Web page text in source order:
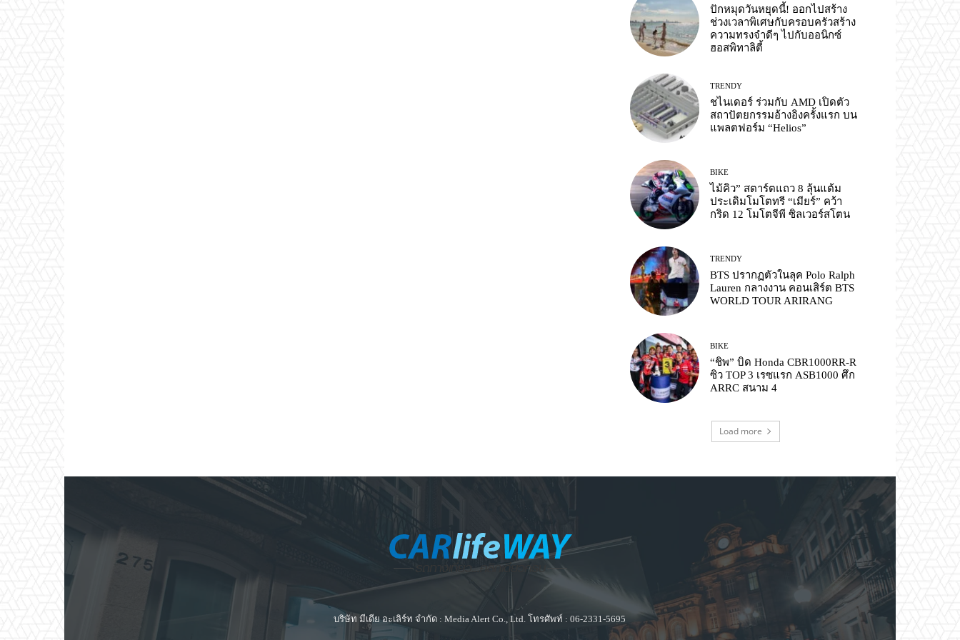
ปักหมุดวันหยุดนี้! ออกไปสร้าง
ช่วงเวลาพิเศษกับครอบครัวสร้าง
ความทรงจำดีๆ ไปกับออนิกซ์
ฮอสพิทาลิตี้
TRENDY
ชไนเดอร์ ร่วมกับ AMD เปิดตัว
สถาปัตยกรรมอ้างอิงครั้งแรก บน
แพลตฟอร์ม “Helios”
BIKE
ไม้คิว” สตาร์ตแถว 8 ลุ้นแต้ม
ประเดิมโมโตทรี “เมียร์” คว้า
กริด 12 โมโตจีพี ซิลเวอร์สโตน
TRENDY
BTS ปรากฏตัวในลุค Polo Ralph
Lauren กลางงาน คอนเสิร์ต BTS
WORLD TOUR ARIRANG
BIKE
“ชิพ” บิด Honda CBR1000RR-R
ซิว TOP 3 เรซแรก ASB1000 ศึก
ARRC สนาม 4
Load more
บริษัท มีเดีย อะเลิร์ท จำกัด : Media Alert Co., Ltd. โทรศัพท์ : 06-2331-5695